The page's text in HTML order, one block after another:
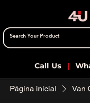
Call Us |
Página inicial Van